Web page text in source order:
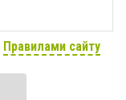
Правилами сайту